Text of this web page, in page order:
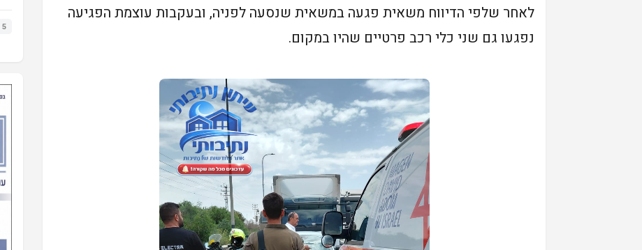
לאחר שלפי הדיווח משאית פגעה במשאית שנסעה לפניה, ובעקבות עוצמת הפגיעה
נפגעו גם שני כלי רכב פרטיים שהיו במקום.
5